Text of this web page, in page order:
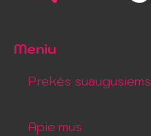
Meniu
Prekės suaugusiems
Apie mus